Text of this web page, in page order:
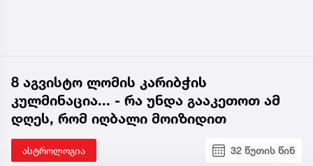
8 აგვისტო ლომის კარიბჭის
კულმინაცია... - რა უნდა გააკეთოთ ამ
დღეს, რომ იღბალი მოიზიდით
ასტროლოგია 32 წუთის წინ